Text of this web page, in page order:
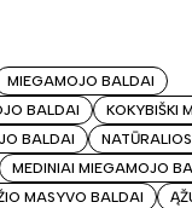
MIEGAMOJO BALDAI
BALDAI
KOKYBIŠKI
BALDAI
MEDINIAI MIEGAMOJO
MASYVO BALDAI